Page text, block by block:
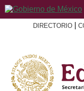
DIRECTORIO